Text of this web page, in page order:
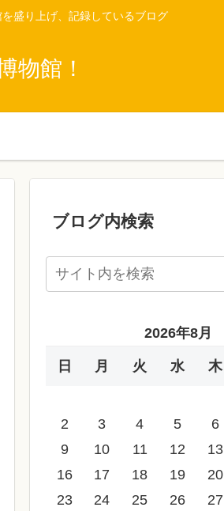
盛り上げ、記録しているブログ
物館！
ブログ内検索
2026年8月
日 月 火 水 木
2
3 4 5 6
9
10 11 12 13
16
17 18 19 20
23
24 25 26 27